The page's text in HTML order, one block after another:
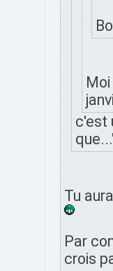
c'est
Tu
Par
crois